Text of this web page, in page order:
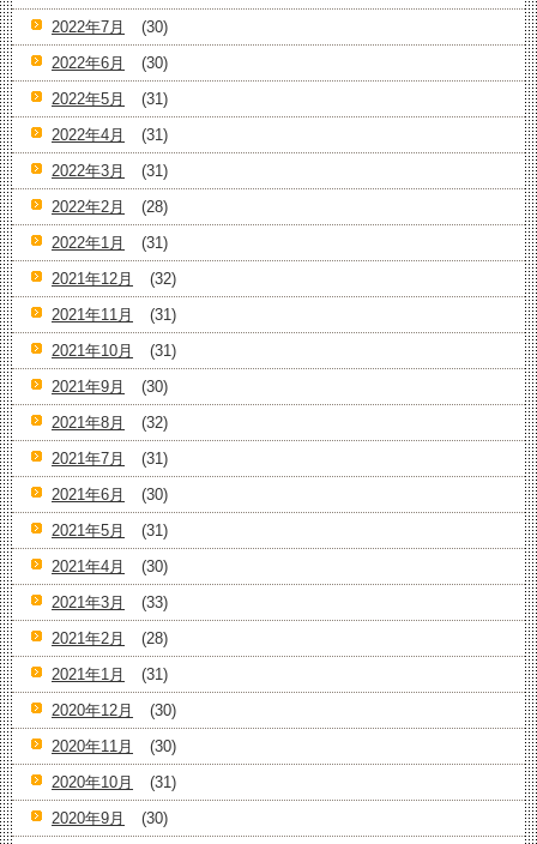
2022年7月
(30)
2022年6月
(30)
2022年5月
(31)
2022年4月
(31)
2022年3月
(31)
2022年2月
(28)
2022年1月
(31)
2021年12月
(32)
2021年11月
(31)
2021年10月
(31)
2021年9月
(30)
2021年8月
(32)
2021年7月
(31)
2021年6月
(30)
2021年5月
(31)
2021年4月
(30)
2021年3月
(33)
2021年2月
(28)
2021年1月
(31)
2020年12月
(30)
2020年11月
(30)
2020年10月
(31)
2020年9月
(30)